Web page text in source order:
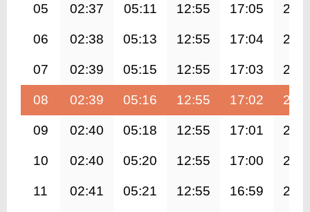
05 02:37 05:11 12:55 17:05
06 02:38 05:13 12:55 17:04
07 02:39 05:15 12:55 17:03
08 02:39 05:16 12:55 17:02
09 02:40 05:18 12:55 17:01
10 02:40 05:20 12:55 17:00
11 02:41 05:21 12:55 16:59